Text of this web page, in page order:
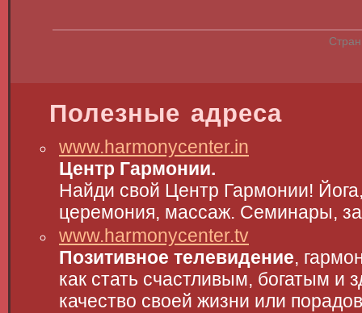
Полезные адреса
www.harmonycenter.in
Центр Гармонии.
Найди свой Центр Гармонии!
церемония, массаж. Семинары,
www.harmonycenter.tv
Позитивное телевидение,
как стать счастливым, богатым и
качество своей жизни или